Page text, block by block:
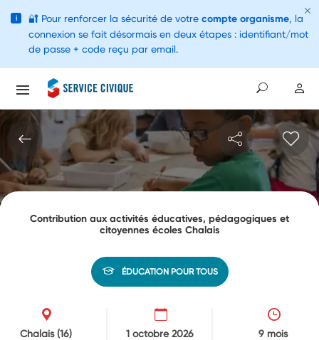
Contribution aux activités éducatives, pédagogiques et
citoyennes écoles Chalais
ÉDUCATION POUR TOUS
Chalais(16) 1 octobre 2026 9 mois
i 🔐 Pour renforcer la sécurité de votre compte organisme, la
connexion se fait désormais en deux étapes : identifiant/mot
de passe + code reçu par email.